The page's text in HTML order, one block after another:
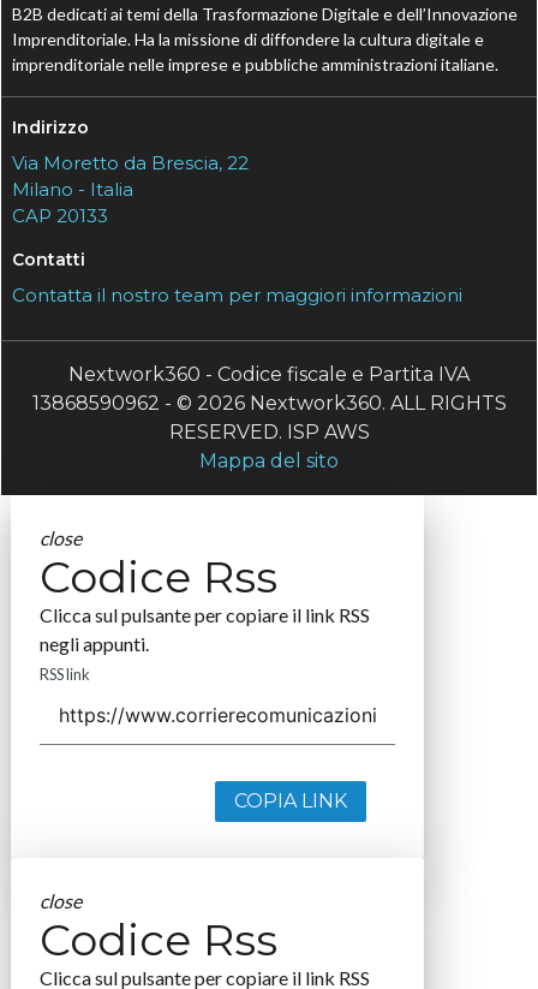
B2B dedicati ai temi della Trasformazione Digitale e dell’Innovazione
Imprenditoriale. Ha la missione di diffondere la cultura digitale e
imprenditoriale nelle imprese e pubbliche amministrazioni italiane.
Indirizzo
Via Moretto da Brescia, 22
Milano - Italia
CAP 20133
Contatti
Contatta il nostro team per maggiori informazioni
Nextwork360 - Codice fiscale e Partita IVA
13868590962 - © 2026 Nextwork360. ALL RIGHTS
RESERVED. ISP AWS
Mappa del sito
close
Codice Rss
Clicca sul pulsante per copiare il link RSS
negli appunti.
RSS link
COPIA LINK
close
Codice Rss
Clicca sul pulsante per copiare il link RSS